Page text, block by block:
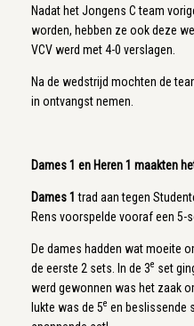
Nadat het Jongens C team
worden, hebben ze ook deze
VCV werd met 4-0 verslagen.
Na de wedstrijd mochten de
in ontvangst nemen.
Dames 1 en Heren 1 maakten
Dames 1 trad aan tegen
Rens voorspelde vooraf een 5-
De dames hadden wat moeite
de eerste 2 sets. In de 3e set
werd gewonnen was het zaak
lukte was de 5e en beslissende